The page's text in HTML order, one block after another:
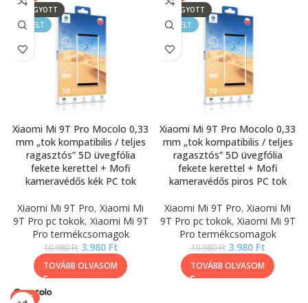
ELFOGYOTT
KIEMELT
Xiaomi Mi 9T Pro Mocolo 0,33
mm „tok kompatibilis / teljes
ragasztós” 5D üvegfólia
fekete kerettel + Mofi
kameravédős kék PC tok
Xiaomi Mi 9T Pro, Xiaomi Mi
9T Pro pc tokok, Xiaomi Mi 9T
Pro termékcsomagok
10.980Ft 3.980 Ft
TOVÁBB OLVASOM
ELFOGYOTT
KIEMELT
Xiaomi Mi 9T Pro Mocolo 0,33
mm „tok kompatibilis / teljes
ragasztós” 5D üvegfólia
fekete kerettel + Mofi
kameravédős piros PC tok
Xiaomi Mi 9T Pro, Xiaomi Mi
9T Pro pc tokok, Xiaomi Mi 9T
Pro termékcsomagok
10.980Ft 3.980 Ft
TOVÁBB OLVASOM
SALE